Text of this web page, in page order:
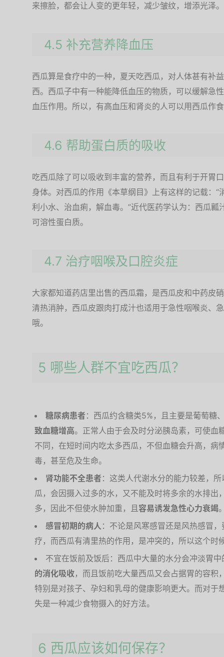
来擦脸，都会让人变的更年轻，减少皱纹，增添光泽。
4.5 补充营养降血压
西瓜算是食疗中的一种，夏天吃西瓜，对人体甚有补
西。西瓜子中有一种能降低血压的物质，可以缓解急
血压作用。所以，有高血压和肾炎的人可以用西瓜作
4.6 帮助蛋白质的吸收
吃西瓜除了可以吸收到丰富的营养，而且有利于开胃
身体。对西瓜的作用《本草纲目》上有这样的记载：
利小水、治血痢，解血毒。”近代医药学认为：西瓜
可溶性蛋白质。
4.7 治疗咽喉及口腔炎症
大家都知道药店里出售的西瓜霜，是西瓜皮和中药皮
清热消肿，西瓜皮跟肉打成汁也适用于急性咽喉炎、
哦。
5 哪些人群不宜吃西瓜？
糖尿病患者 ：西瓜约含糖类5%，且主要是葡萄糖
致血糖增高。正常人由于会及时分泌胰岛素，可使血
不同，在短时间内吃太多西瓜，不但血糖会升高，病
毒，甚至危及生命。
肾功能不全患者 ：这类人代谢水分的能力较差，
瓜，会因摄入过多的水，又不能及时将多余的水排出
多，因此不但使水肿加重，且 容易诱发急性心力衰竭
感冒初期的病人 ：不论是风寒感冒还是风热感冒
疗，而西瓜有清里热的作用，是冲突的，所以这个时
不宜在饭前及饭后：西瓜中大量的水分会冲淡胃
的消化吸收，而且饭前吃大量西瓜又会占据胃的容
特别是对孩子、孕妇和乳母的健康影响更大。而对于
失是一种减少食物摄入的好方法。
6 西瓜应该如何保存？